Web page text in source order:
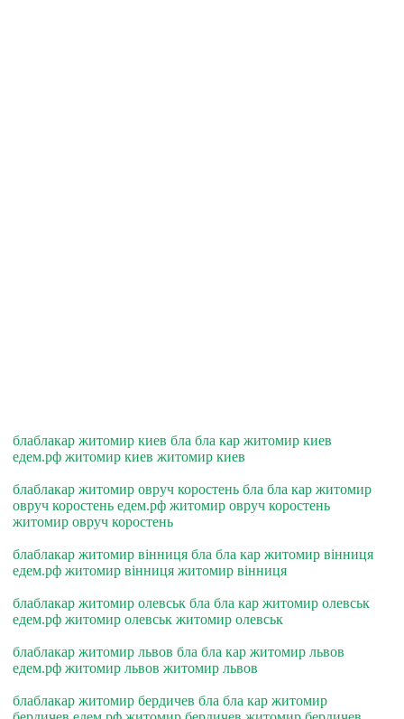
блаблакар житомир киев бла бла кар житомир киев
едем.рф житомир киев житомир киев
блаблакар житомир овруч коростень бла бла кар житомир
овруч коростень едем.рф житомир овруч коростень
житомир овруч коростень
блаблакар житомир вiнниця бла бла кар житомир вiнниця
едем.рф житомир вiнниця житомир вiнниця
блаблакар житомир олевськ бла бла кар житомир олевськ
едем.рф житомир олевськ житомир олевськ
блаблакар житомир львов бла бла кар житомир львов
едем.рф житомир львов житомир львов
блаблакар житомир бердичев бла бла кар житомир